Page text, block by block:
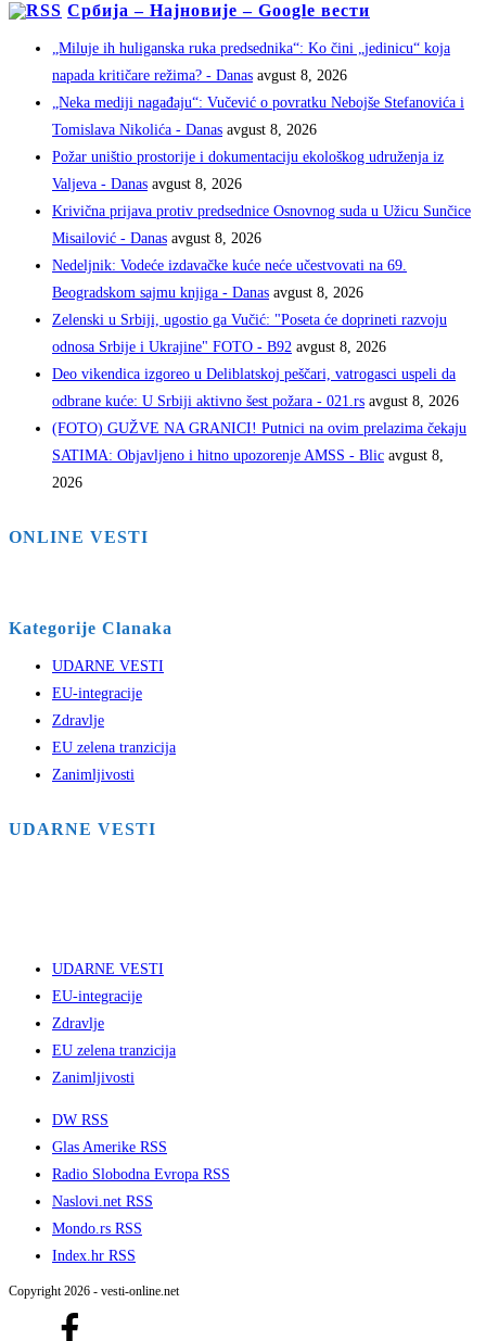
Србија – Најновије – Google вести
„Miluje ih huliganska ruka predsednika“: Ko čini „jedinicu“ koja
napada kritičare režima? - Danas avgust 8, 2026
„Neka mediji nagađaju“: Vučević o povratku Nebojše Stefanovića i
Tomislava Nikolića - Danas avgust 8, 2026
Požar uništio prostorije i dokumentaciju ekološkog udruženja iz
Valjeva - Danas avgust 8, 2026
Krivična prijava protiv predsednice Osnovnog suda u Užicu Sunčice
Misailović - Danas avgust 8, 2026
Nedeljnik: Vodeće izdavačke kuće neće učestvovati na 69.
Beogradskom sajmu knjiga - Danas avgust 8, 2026
Zelenski u Srbiji, ugostio ga Vučić: "Poseta će doprineti razvoju
odnosa Srbije i Ukrajine" FOTO - B92 avgust 8, 2026
Deo vikendica izgoreo u Deliblatskoj peščari, vatrogasci uspeli da
odbrane kuće: U Srbiji aktivno šest požara - 021.rs avgust 8, 2026
(FOTO) GUŽVE NA GRANICI! Putnici na ovim prelazima čekaju
SATIMA: Objavljeno i hitno upozorenje AMSS - Blic avgust 8,
2026
ONLINE VESTI
Kategorije Clanaka
UDARNE VESTI
EU-integracije
Zdravlje
EU zelena tranzicija
Zanimljivosti
UDARNE VESTI
UDARNE VESTI
EU-integracije
Zdravlje
EU zelena tranzicija
Zanimljivosti
DW RSS
Glas Amerike RSS
Radio Slobodna Evropa RSS
Naslovi.net RSS
Mondo.rs RSS
Index.hr RSS
Copyright 2026 - vesti-online.net